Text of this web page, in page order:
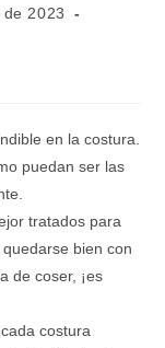
2023
en la costura.
puedan ser las
tratados para
bien con
de coser, ¡es
costura